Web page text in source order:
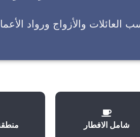
والأزواج ورواد
شامل الافطار